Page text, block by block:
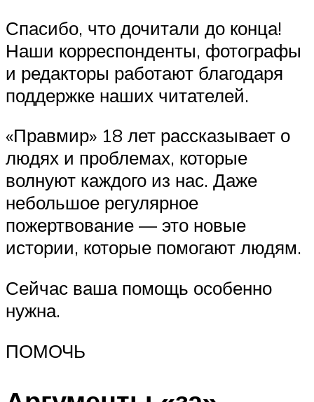
Спасибо, что дочитали до конца!
Наши корреспонденты, фотографы
и редакторы работают благодаря
поддержке наших читателей.
«Правмир» 18 лет рассказывает о
людях и проблемах, которые
волнуют каждого из нас. Даже
небольшое регулярное
пожертвование — это новые
истории, которые помогают людям.
Сейчас ваша помощь особенно
нужна.
ПОМОЧЬ